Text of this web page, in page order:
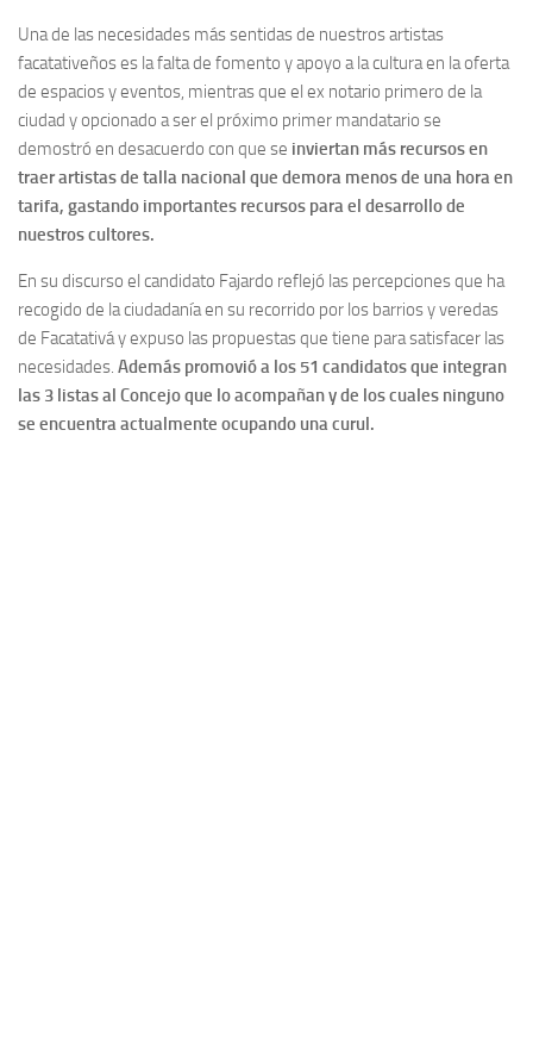
Una de las necesidades más sentidas de nuestros artistas
facatativeños es la falta de fomento y apoyo a la cultura en la oferta
de espacios y eventos, mientras que el ex notario primero de la
ciudad y opcionado a ser el próximo primer mandatario se
demostró en desacuerdo con que se inviertan más recursos en
traer artistas de talla nacional que demora menos de una hora en
tarifa, gastando importantes recursos para el desarrollo de
nuestros cultores.
En su discurso el candidato Fajardo reflejó las percepciones que ha
recogido de la ciudadanía en su recorrido por los barrios y veredas
de Facatativá y expuso las propuestas que tiene para satisfacer las
necesidades. Además promovió a los 51 candidatos que integran
las 3 listas al Concejo que lo acompañan y de los cuales ninguno
se encuentra actualmente ocupando una curul.